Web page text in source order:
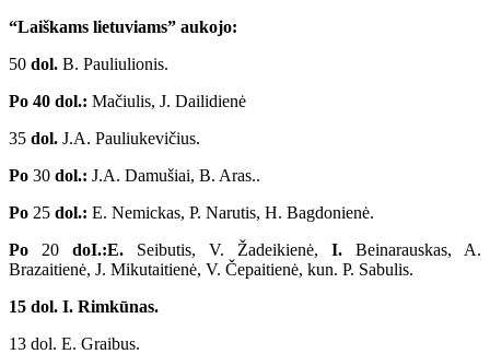
“Laiškams lietuviams” aukojo:
50 dol. B. Pauliulionis.
Po 40 dol.: Mačiulis, J. Dailidienė
35 dol. J.A. Pauliukevičius.
Po 30 dol.: J.A. Damušiai, B. Aras..
Po 25 dol.: E. Nemickas, P. Narutis, H. Bagdonienė.
Po 20 doI.:E. Seibutis, V. Žadeikienė, I. Beinarauskas, A.
Brazaitienė, J. Mikutaitienė, V. Čepaitienė, kun. P. Sabulis.
15 dol. I. Rimkūnas.
13 dol. E. Graibus.